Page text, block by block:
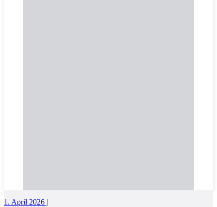
1. April 2026 |